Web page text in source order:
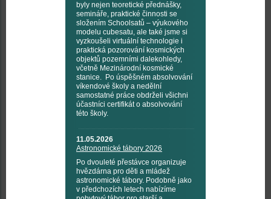
byly nejen teoretické přednášky,
semináře, praktické činnosti se
složením Schoolsatů – výukového
modelu cubesatu, ale také jsme si
vyzkoušeli virtuální technologie i
praktická pozorování kosmických
objektů pozemními dalekohledy,
včetně Mezinárodní kosmické
stanice. Po úspěšném absolvování
víkendové školy a nedělní
samostatné práce obdrželi všichni
účastníci certifikát o absolvování
této školy.
11.05.2026
Astronomické tábory 2026
Po dvouleté přestávce organizuje
hvězdárna pro děti a mládež
astronomické tábory. Podobně jako
v předchozích letech nabízíme